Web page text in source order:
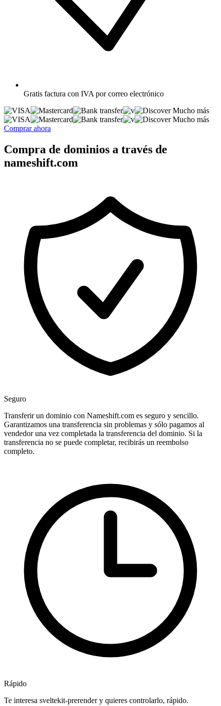
Gratis factura con IVA por correo electrónico
Mucho más
Mucho más
Comprar ahora
Compra de dominios a través de
nameshift.com
Seguro
Transferir un dominio con Nameshift.com es seguro y sencillo.
Garantizamos una transferencia sin problemas y sólo pagamos al
vendedor una vez completada la transferencia del dominio. Si la
transferencia no se puede completar, recibirás un reembolso
completo.
Rápido
Te interesa sveltekit-prerender y quieres controlarlo, rápido.